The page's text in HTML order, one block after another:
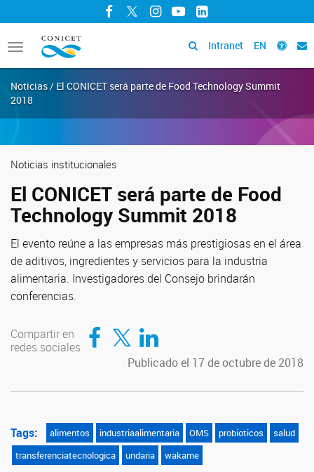
Facebook
TwitterInstagram
YouTubeLinkedIn
Toggle
navigation
Intranet EN
Noticias / El CONICET será parte de Food Technology Summit
2018
Noticias institucionales
El CONICET será parte de Food
Technology Summit 2018
El evento reúne a las empresas más prestigiosas en el área
de aditivos, ingredientes y servicios para la industria
alimentaria. Investigadores del Consejo brindarán
conferencias.
Compartir en
redes sociales
Compartir en Facebook
Compartir en TwitterCompartir en LinkedIn
Publicado el 17 de octubre de 2018
Tags: alimentos industriaalimentaria OMS probioticos
salud
transferenciatecnologica
undaria wakame